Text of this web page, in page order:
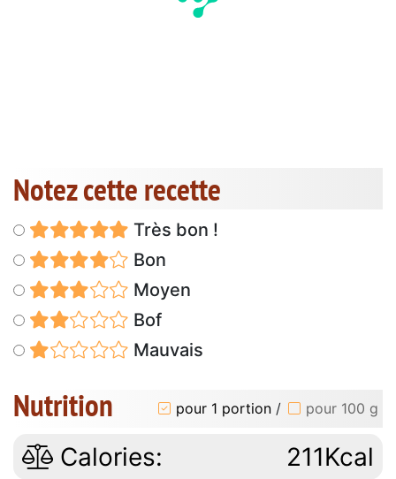
Notez cette recette
Très bon !
Bon
Moyen
Bof
Mauvais
Nutrition pour 1 portion / pour 100 g
Calories: 211Kcal